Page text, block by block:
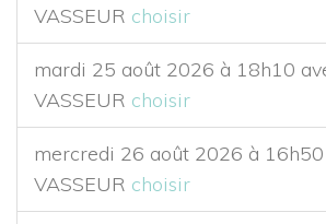
VASSEUR choisir
mardi 25 août 2026 à 18h10
VASSEUR choisir
mercredi 26 août 2026 à
VASSEUR choisir